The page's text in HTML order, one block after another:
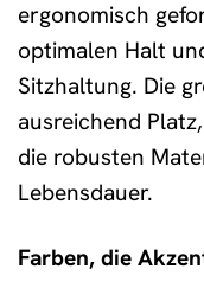
ergonomisch
optimalen Halt
Sitzhaltung. Die
ausreichend
die robusten
Lebensdauer.
Farben, die